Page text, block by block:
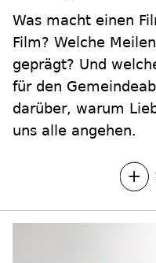
Was macht einen
Film? Welche
geprägt? Und
für den
darüber, warum
uns alle angehen.